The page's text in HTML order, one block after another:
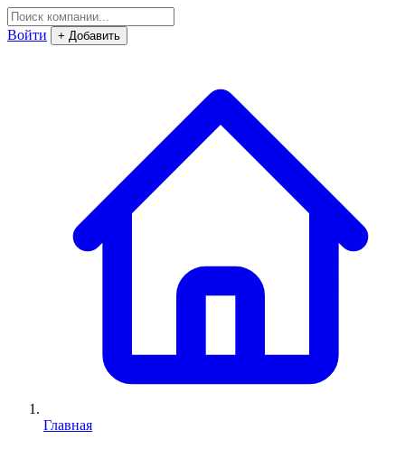
Войти + Добавить
Главная